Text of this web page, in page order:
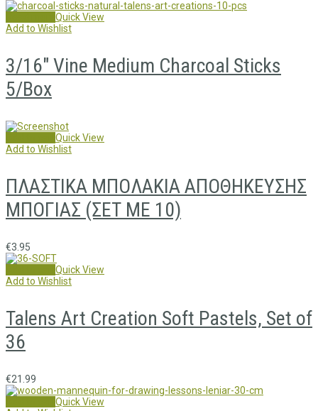
Quick View
Add to Wishlist
3/16″ Vine Medium Charcoal Sticks
5/Box
Quick View
Add to Wishlist
ΠΛΑΣΤΙΚΑ ΜΠΟΛΑΚΙΑ ΑΠΟΘΗΚΕΥΣΗΣ
ΜΠΟΓΙΑΣ (ΣΕΤ ΜΕ 10)
€3.95
Quick View
Add to Wishlist
Talens Art Creation Soft Pastels, Set of
36
€21.99
Quick View